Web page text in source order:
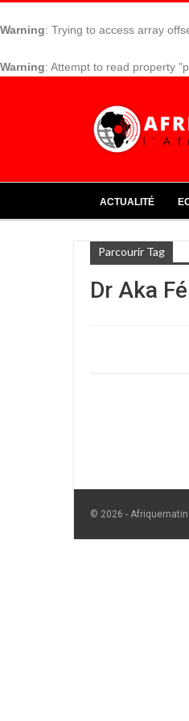
Warning: Trying to access array
Warning: Attempt to read property
ACTUALITÉ
Parcourir Tag
Dr Aka
© 2026 -